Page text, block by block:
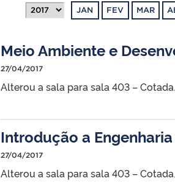
JAN FEV MAR
Meio Ambiente e
27/04/2017
Alterou a sala para sala 403 – Cotada.
Introdução a
27/04/2017
Alterou a sala para sala 403 – Cotada.